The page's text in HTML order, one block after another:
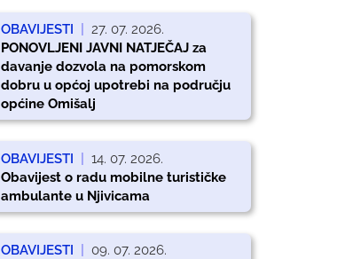
OBAVIJESTI
27. 07. 2026.
PONOVLJENI JAVNI NATJEČAJ za
davanje dozvola na pomorskom
dobru u općoj upotrebi na području
općine Omišalj
OBAVIJESTI
14. 07. 2026.
Obavijest o radu mobilne turističke
ambulante u Njivicama
OBAVIJESTI
09. 07. 2026.